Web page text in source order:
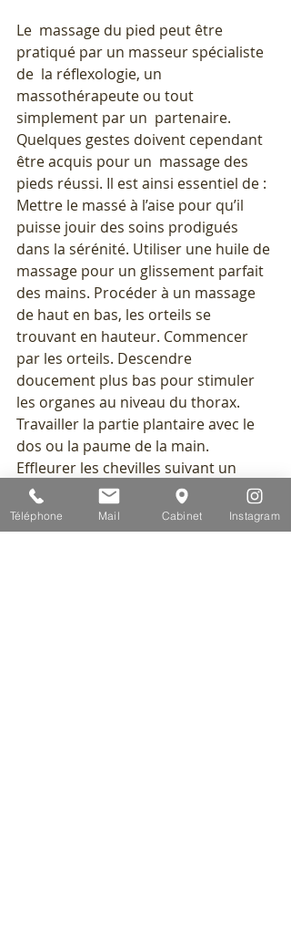
Le  massage du pied peut être
pratiqué par un masseur spécialiste
de  la réflexologie, un
massothérapeute ou tout
simplement par un  partenaire.
Quelques gestes doivent cependant
être acquis pour un  massage des
pieds réussi. Il est ainsi essentiel de :
Mettre le massé à l’aise pour qu’il
puisse jouir des soins prodigués
dans la sérénité. Utiliser une huile de
massage pour un glissement parfait
des mains. Procéder à un massage
de haut en bas, les orteils se
trouvant en hauteur. Commencer
par les orteils. Descendre
doucement plus bas pour stimuler
les organes au niveau du thorax.
Travailler la partie plantaire avec le
dos ou la paume de la main.
Effleurer les chevilles suivant un
mouvement circulaire. Finir sur le
dessus des pieds avec des
mouvements en va-et-vient, plus
Téléphone Mail Cabinet Instagram